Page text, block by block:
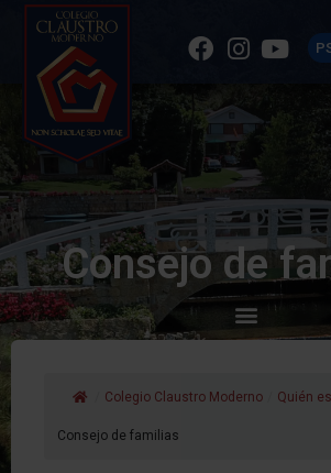
Consejo de
Colegio Claustro Moderno Quién
Consejo de familias